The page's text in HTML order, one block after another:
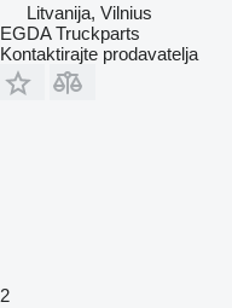
Litvanija, Vilnius
EGDA Truckparts
Kontaktirajte prodavatelja
2